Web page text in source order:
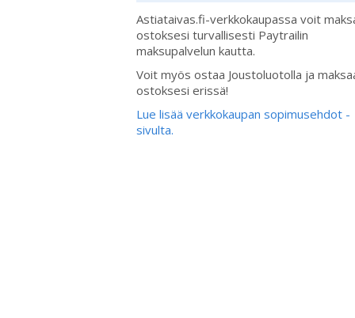
Astiataivas.fi-verkkokaupassa voit
ostoksesi turvallisesti Paytrailin
maksupalvelun kautta.
Voit myös ostaa Joustoluotolla ja
ostoksesi erissä!
Lue lisää verkkokaupan sopimusehdot -
sivulta.